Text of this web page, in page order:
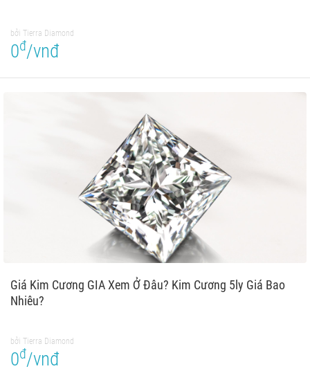
bởi Tierra Diamond
0đ/vnđ
Giá Kim Cương GIA Xem Ở Đâu? Kim Cương 5ly Giá Bao
Nhiêu?
bởi Tierra Diamond
0đ/vnđ